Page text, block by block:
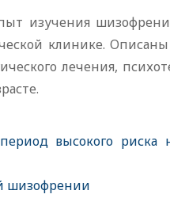
изучения
клинике.
лечения,
высокого риска
шизофрении